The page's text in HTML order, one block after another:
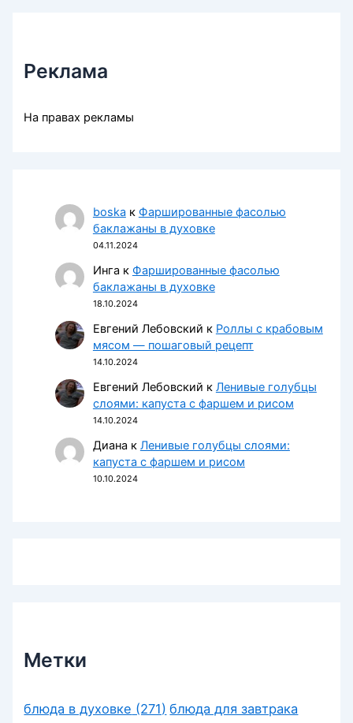
Реклама
На правах рекламы
boska к Фаршированные фасолью
баклажаны в духовке
04.11.2024
Инга к Фаршированные фасолью
баклажаны в духовке
18.10.2024
Евгений Лебовский к Роллы с крабовым
мясом — пошаговый рецепт
14.10.2024
Евгений Лебовский к Ленивые голубцы
слоями: капуста с фаршем и рисом
14.10.2024
Диана к Ленивые голубцы слоями:
капуста с фаршем и рисом
10.10.2024
Метки
блюда в духовке (271) блюда для завтрака